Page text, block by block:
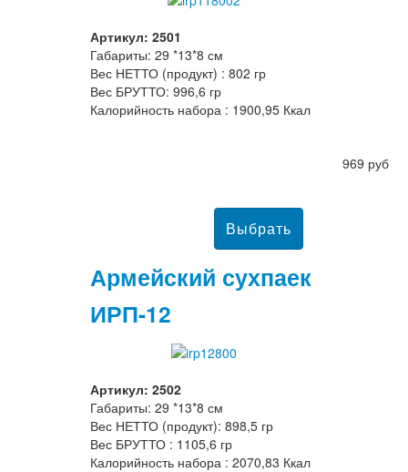
Артикул: 2501
Габариты: 29 *13*8 см
Вес НЕТТО (продукт) : 802 гр
Вес БРУТТО: 996,6 гр
Калорийность набора : 1900,95 Ккал
969 руб
Армейский сухпаек
ИРП-12
Артикул: 2502
Габариты: 29 *13*8 см
Вес НЕТТО (продукт): 898,5 гр
Вес БРУТТО : 1105,6 гр
Калорийность набора : 2070,83 Ккал